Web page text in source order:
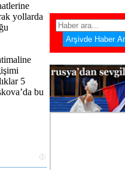
yollarda
5
bu